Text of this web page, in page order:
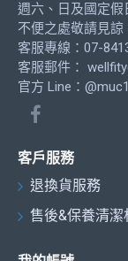
週六、日及國定假
不便之處敬請見諒
客服專線：07-
客服郵件：
官方 Line：
客戶服務
退換貨服務
售後&保養清潔